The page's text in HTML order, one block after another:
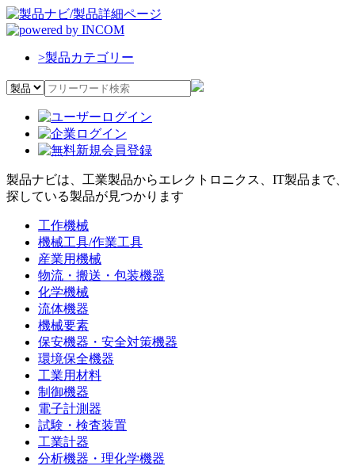
>製品カテゴリー
製品ナビは、工業製品からエレクトロニクス、IT製品まで、
探している製品が見つかります
工作機械
機械工具/作業工具
産業用機械
物流・搬送・包装機器
化学機械
流体機器
機械要素
保安機器・安全対策機器
環境保全機器
工業用材料
制御機器
電子計測器
試験・検査装置
工業計器
分析機器・理化学機器